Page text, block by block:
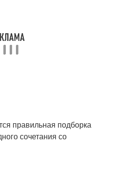
правильная подборка
сочетания со